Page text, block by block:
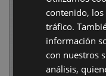
contenido,
tráfico.
información
con nuestros
análisis,